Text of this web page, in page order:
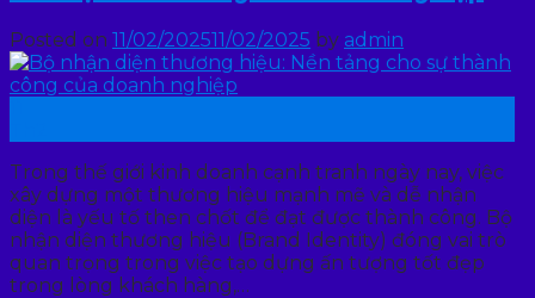
Posted on 11/02/202511/02/2025 by admin
Trong thế giới kinh doanh cạnh tranh ngày nay, việc
xây dựng một thương hiệu mạnh mẽ và dễ nhận
diện là yếu tố then chốt để đạt được thành công. Bộ
nhận diện thương hiệu (Brand Identity) đóng vai trò
quan trọng trong việc tạo dựng ấn tượng tốt đẹp
trong lòng khách hàng,…